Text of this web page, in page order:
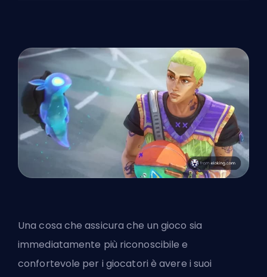
Una cosa che assicura che un gioco sia
immediatamente più riconoscibile e
confortevole per i giocatori è avere i suoi